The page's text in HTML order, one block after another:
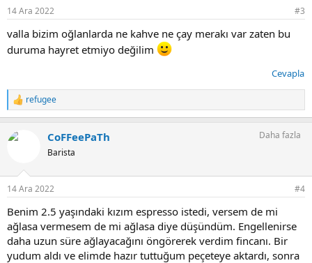
:
14 Ara 2022 #3
valla bizim oğlanlarda ne kahve ne çay merakı var zaten bu
duruma hayret etmiyo değilim
Cevapla
T
e
k
:
refugee
CoFFeePaTh
Barista
Daha fazla
14 Ara 2022 #4
Benim 2.5 yaşındaki kızım espresso istedi, versem de mi
ağlasa vermesem de mi ağlasa diye düşündüm. Engellenirse
daha uzun süre ağlayacağını öngörerek verdim fincanı. Bir
yudum aldı ve elimde hazır tuttuğum peçeteye aktardı, sonra